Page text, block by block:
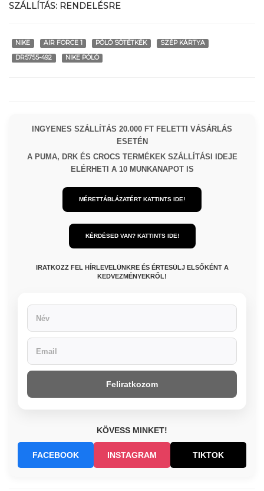
SZÁLLÍTÁS: RENDELÉSRE
NIKE AIR FORCE 1 PÓLÓ SÖTÉTKÉK
SZÉP KÁRTYA
DR5755-492
NIKE PÓLÓ
INGYENES SZÁLLÍTÁS 20.000 FT FELETTI VÁSÁRLÁS
ESETÉN
A PUMA, DRK ÉS CROCS TERMÉKEK SZÁLLÍTÁSI IDEJE
ELÉRHETI A 10 MUNKANAPOT IS
MÉRETTÁBLÁZATÉRT KATTINTS IDE!
KÉRDÉSED VAN? KATTINTS IDE!
IRATKOZZ FEL HÍRLEVELÜNKRE ÉS ÉRTESÜLJ ELSŐKÉNT A
KEDVEZMÉNYEKRŐL!
Feliratkozom
KÖVESS MINKET!
FACEBOOK INSTAGRAM TIKTOK